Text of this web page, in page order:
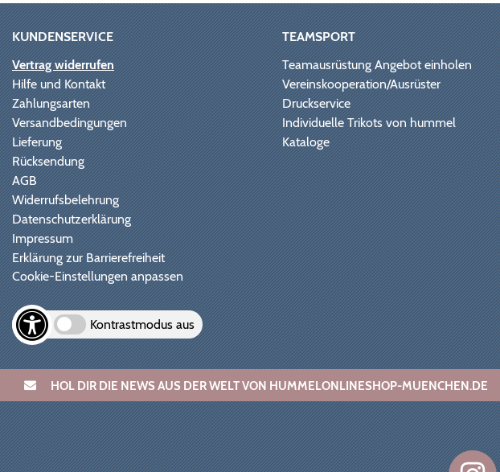
KUNDENSERVICE
Vertrag widerrufen
Hilfe und Kontakt
Zahlungsarten
Versandbedingungen
Lieferung
Rücksendung
AGB
Widerrufsbelehrung
Datenschutzerklärung
Impressum
Erklärung zur Barrierefreiheit
Cookie-Einstellungen anpassen
Kontrastmodus aus
TEAMSPORT
Teamausrüstung Angebot einholen
Vereinskooperation/Ausrüster
Druckservice
Individuelle Trikots von hummel
Kataloge
HOL DIR DIE NEWS AUS DER WELT VON HUMMELONLINESHOP-MUENCHEN.DE